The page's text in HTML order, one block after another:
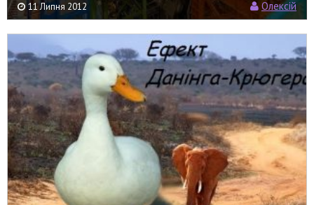
11 Липня 2012 Олексій